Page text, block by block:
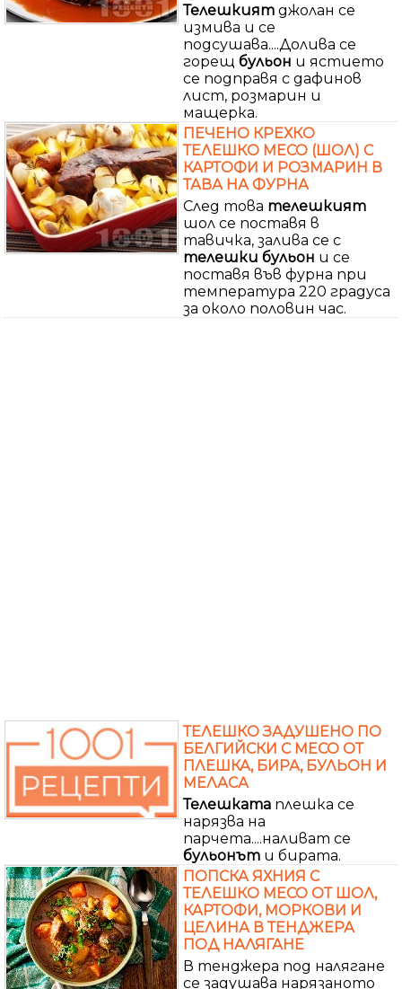
Телешкият джолан се
измива и се
подсушава....Долива се
горещ бульон и ястието
се подправя с дафинов
лист, розмарин и
мащерка.
ПЕЧЕНО КРЕХКО
ТЕЛЕШКО МЕСО (ШОЛ) С
КАРТОФИ И РОЗМАРИН В
ТАВА НА ФУРНА
След това телешкият
шол се поставя в
тавичка, залива се с
телешки бульон и се
поставя във фурна при
температура 220 градуса
за около половин час.
ТЕЛЕШКО ЗАДУШЕНО ПО
БЕЛГИЙСКИ С МЕСО ОТ
ПЛЕШКА, БИРА, БУЛЬОН И
МЕЛАСА
Телешката плешка се
нарязва на
парчета....наливат се
бульонът и бирата.
ПОПСКА ЯХНИЯ С
ТЕЛЕШКО МЕСО ОТ ШОЛ,
КАРТОФИ, МОРКОВИ И
ЦЕЛИНА В ТЕНДЖЕРА
ПОД НАЛЯГАНЕ
В тенджера под налягане
се задушава нарязаното